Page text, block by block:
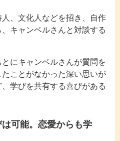
、文化人などを招き、自作
キャンベルさんと対談する
にキャンベルさんが質問を
ことがなかった深い思いが
学びを共有する喜びがある
可能。恋愛からも学